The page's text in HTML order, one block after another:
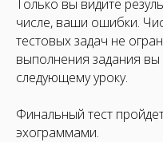
Только вы видите
числе, ваши ошибки.
тестовых задач не
выполнения задания
следующему уроку.
Финальный тест
эхограммами.